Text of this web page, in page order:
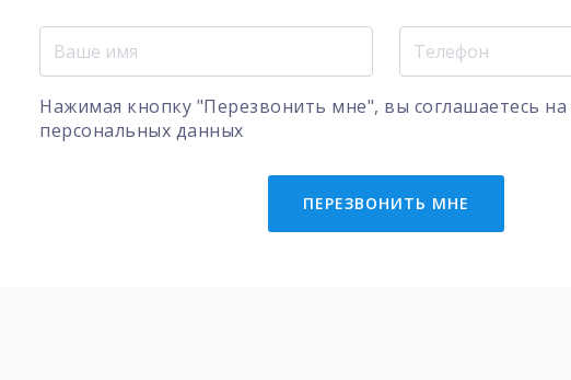
Нажимая кнопку "Перезвонить мне", вы соглашаетесь на
персональных данных
ПЕРЕЗВОНИТЬ МНЕ